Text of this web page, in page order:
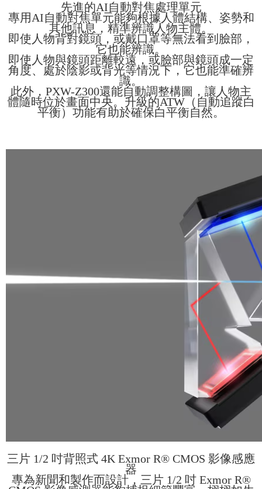
先進的AI自動對焦處理單元
專用AI自動對焦單元能夠根據人體結構、姿勢和
其他訊息，精準辨識人物主體。
即使人物背對鏡頭，或戴口罩等無法看到臉部，
它也能辨識。
即使人物與鏡頭距離較遠，或臉部與鏡頭成一定
角度、處於陰影或背光等情況下，它也能準確辨
識。
此外，PXW-Z300還能自動調整構圖，讓人物主
體隨時位於畫面中央。升級的ATW（自動追蹤白
平衡）功能有助於確保白平衡自然。
三片 1/2 吋背照式 4K Exmor R® CMOS 影像感應
器
專為新聞和製作而設計，三片 1/2 吋 Exmor R®